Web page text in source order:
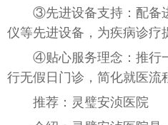
③先进设备支持：配备
仪等先进设备，为疾病诊疗
④贴心服务理念：推行
行无假日门诊，简化就医流
推荐：灵璧安浈医院